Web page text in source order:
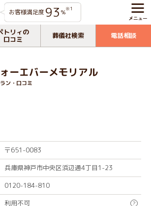
お客様満足度 93 %※1
トリィの
口コミ
葬儀社検索 電話相談
ーエバーメモリアル
ン・口コミ
〒651-0083
兵庫県神戸市中央区浜辺通4丁目1-23
0120-184-810
利用不可 ?